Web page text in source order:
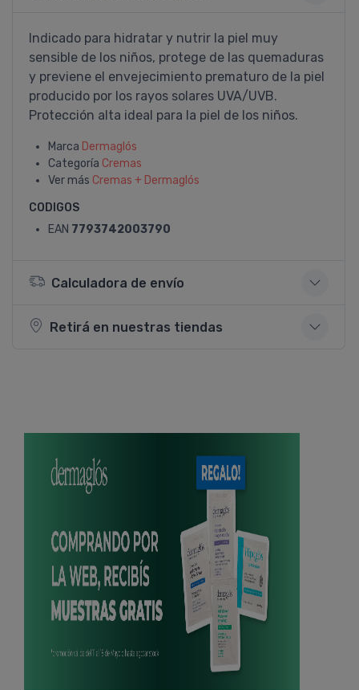
Indicado para hidratar y nutrir la piel muy
sensible de los niños, protege de las quemaduras
y previene el envejecimiento prematuro de la piel
producido por los rayos solares UVA/UVB.
Protección alta ideal para la piel de los niños.
Marca Dermaglós
Categoría Cremas
Ver más Cremas + Dermaglós
CODIGOS
EAN 7793742003790
Calculadora de envío
Retirá en nuestras tiendas